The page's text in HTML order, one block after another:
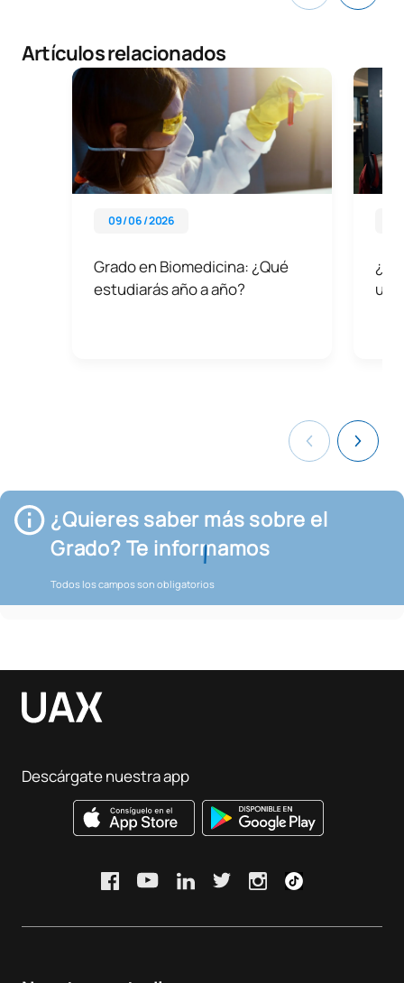
Artículos relacionados
09 / 06 / 2026
Grado en Biomedicina: ¿Qué
estudiarás año a año?
¿Quieres saber más sobre el
Grado? Te informamos
Todos los campos son obligatorios
Descárgate nuestra app